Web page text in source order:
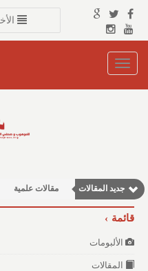
Toggle
navigation
جديد المقالات مقالات علمية
وطنية
التحالف
قائمة
الألبومات
المقالات